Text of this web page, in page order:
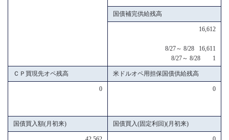
国債補完供給残高
16,612
8/27～ 8/28 16,611
8/27～ 8/28 1
ＣＰ買現先オペ残高 米ドルオペ用担保国債供給残高
0 0
国債買入額(月初来) 国債買入(固定利回)(月初来)